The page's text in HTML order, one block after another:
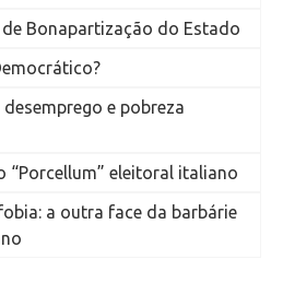
Bonapartização do Estado
e pobreza
“Porcellum” eleitoral italiano
a outra face da barbárie